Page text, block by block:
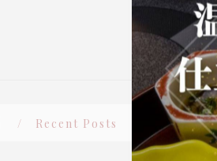
Recent Posts